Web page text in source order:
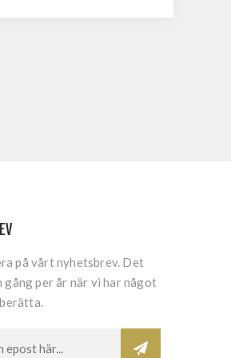
på vårt nyhetsbrev. Det
gång per år när vi har något